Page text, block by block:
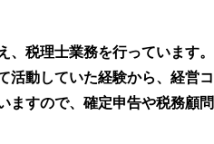
、税理士業務を行っています
活動していた経験から、経営
ますので、確定申告や税務顧